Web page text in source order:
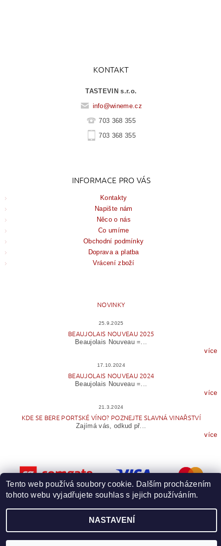
KONTAKT
TASTEVIN s.r.o.
info@wineme.cz
703 368 355
703 368 355
INFORMACE PRO VÁS
Kontakty
Napište nám
Něco o nás
Co umíme
Obchodní podmínky
Doprava a platba
Vrácení zboží
NOVINKY
25.9.2025
BEAUJOLAIS NOUVEAU 2025
Beaujolais Nouveau =...
více
17.10.2024
BEAUJOLAIS NOUVEAU 2024
Beaujolais Nouveau =...
více
21.3.2024
KDE SE BERE PORTSKÉ VÍNO? POZNEJTE SLAVNÁ VINAŘSTVÍ
Zajímá vás, odkud př...
více
2026 © Wineme.cz, všechna práva vyhrazenaUpravit nastavení cookies
Vytvořil Shoptet
Tento web používá soubory cookie. Dalším procházením
tohoto webu vyjadřujete souhlas s jejich používáním.
NASTAVENÍ